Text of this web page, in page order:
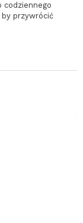
codziennego
przywrócić